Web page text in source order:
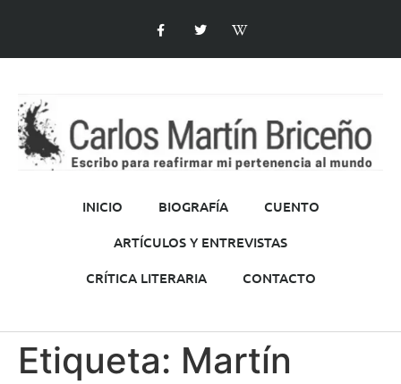
INICIO BIOGRAFÍA
CUENTO
ARTÍCULOS Y ENTREVISTAS
CRÍTICA LITERARIA
CONTACTO
Etiqueta: Martín